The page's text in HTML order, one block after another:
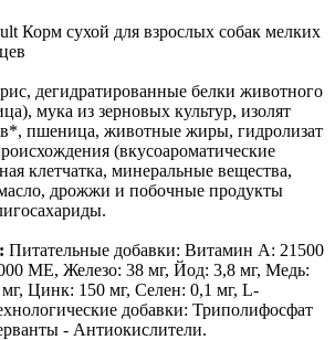
Корм сухой для взрослых собак мелких
рис, дегидратированные белки животного
мука из зерновых культур, изолят
пшеница, животные жиры, гидролизат
(вкусоароматические
клетчатка, минеральные вещества,
дрожжи и побочные продукты
Питательные добавки: Витамин A: 21500
ME, Железо: 38 мг, Йод: 3,8 мг, Медь:
Цинк: 150 мг, Ceлeн: 0,1 мг, L-
добавки: Триполифосфат
- Антиокислители.